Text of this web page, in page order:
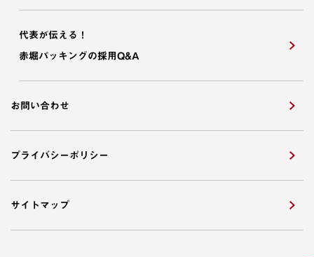
代表が伝える！
赤堀パッキングの採用Q&A
お問い合わせ
プライバシーポリシー
サイトマップ